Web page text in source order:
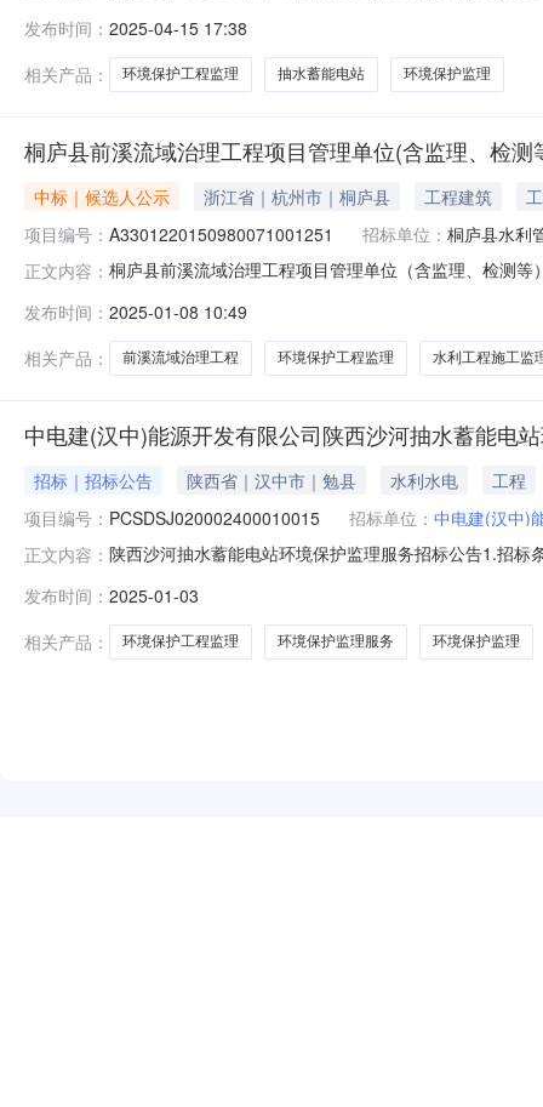
已具备招标条件，现对该项目进行公开招标2.项目概况
360km，
发布时间： 2025-04-15 17:38
相关产品：
环境保护工程监理 抽水蓄能电站 环境保护监理
桐庐县前溪流域治理工程项目管理单位(含监理、检
中标｜候选人公示 浙江省｜杭州市｜桐庐县 工程建筑
项目编号： A3301220150980071001251 招标单位： 桐庐县水利
正文内容： 桐庐县前溪流域治理工程项目管理单位（含监理、检测
大厦9楼联系人:丁亮电话:13429669159代理机构:名称:
发布时间： 2025-01-08 10:49
相关产品：
前溪流域治理工程 环境保护工程监理 水利工程施工监
中电建(汉中)能源开发有限公司陕西沙河抽水蓄能电
招标｜招标公告 陕西省｜汉中市｜勉县 水利水电
工程
项目编号： PCSDSJ020002400010015 招标单位： 中电建(汉中)
正文内容： 陕西沙河抽水蓄能电站环境保护监理服务招标公告1.招
服务；项目编号：PCSDSJ020002400010015。2.2项
上水
发布时间： 2025-01-03
相关产品：
环境保护工程监理 环境保护监理服务 环境保护监理